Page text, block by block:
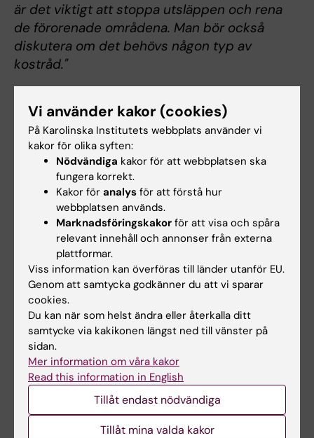
är det viktigt att stoppa utsläppen och rena
de förorenade områdena. Man bör också
diskutera om det behövs någon typ av
kostråd."
PFAS. Ett av dessa är EU-projektet
PERFORCE3
som både studerar vad som
händer i människans celler när de exponeras
för PFAS och samtidigt studerar hur man kan
analysera och åtgärda de tusentals olika
PFAS-varianter som vi hittar i miljön.
Länkar vid IMM
Riskwebben om PFAS
Hälsorelaterad miljöövervakning
Är plast farligt för hälsan? IMM-forskaren Hanna
Karlsson berättar om mikro- och nanoplaster i KI-
podden Medicinvetarna
Vi använder kakor (cookies)
På Karolinska Institutets webbplats använder vi
kakor för olika syften:
Nödvändiga kakor för att webbplatsen ska
fungera korrekt.
Kakor för analys för att förstå hur
webbplatsen används.
Marknadsföringskakor för att visa och spåra
relevant innehåll och annonser från externa
plattformar.
Viss information kan överföras till länder utanför EU.
Genom att samtycka godkänner du att vi sparar
cookies.
Du kan när som helst ändra eller återkalla ditt
samtycke via kakikonen längst ned till vänster på
sidan.
Mer information om våra kakor
Read this information in English
Tillåt endast nödvändiga
Tillåt mina valda kakor